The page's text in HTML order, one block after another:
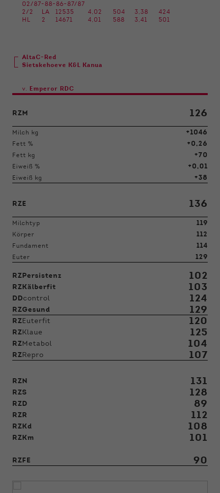
02/87-88-86-87/87
2/2
LA 12535 4,02 504 3,38
424
HL
2 14671 4,01 588 3,41 501
AltaC-Red
Sietskehoeve K&L Kanua
v. Emperor RDC
RZM 126
Milch kg +1046
Fett % +0,26
Fett kg +70
Eiweiß % +0,01
Eiweiß kg +38
RZE 136
Milchtyp 119
Körper 112
Fundament 114
Euter 129
RZPersistenz 102
RZKälberfit 103
DDcontrol 124
RZGesund 129
RZEuterfit 120
RZKlaue 125
RZMetabol 104
RZRepro 107
RZN 131
RZS 128
RZD 89
RZR 112
RZKd 108
RZKm 101
RZFE 90